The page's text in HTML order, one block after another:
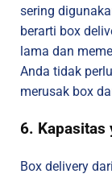
sering
berarti box
lama dan
Anda tidak
merusak box
6. Kapasitas
Box delivery